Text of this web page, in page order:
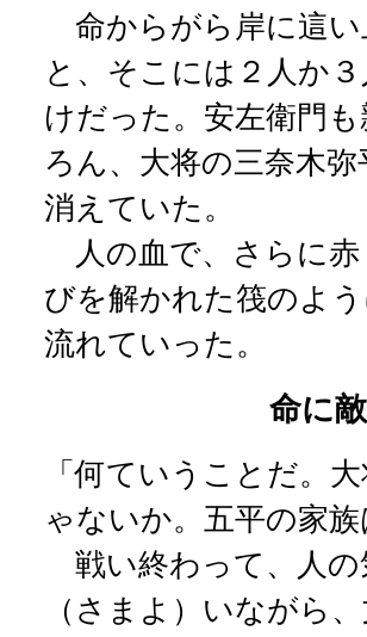
命からがら岸に這い
と、そこには２人か
けだった。安左衛門
ろん、大将の三奈木
消えていた。
人の血で、さらに赤
びを解かれた筏のよ
流れていった。
命に
「何ていうことだ。
ゃないか。五平の家
戦い終わって、人の
（さまよ）いながら